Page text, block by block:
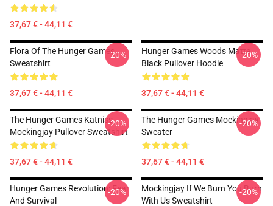
37,67 € - 44,11 €
Flora Of The Hunger Games
Sweatshirt
37,67 € - 44,11 €
-20%
Hunger Games Woods Matte
Black Pullover Hoodie
37,67 € - 44,11 €
-20%
The Hunger Games Katniss
Mockingjay Pullover Sweatshirt
37,67 € - 44,11 €
-20%
The Hunger Games Mockingjay
Sweater
37,67 € - 44,11 €
-20%
Hunger Games Revolution: Fear
And Survival
-20%
Mockingjay If We Burn You Burn
With Us Sweatshirt
-20%